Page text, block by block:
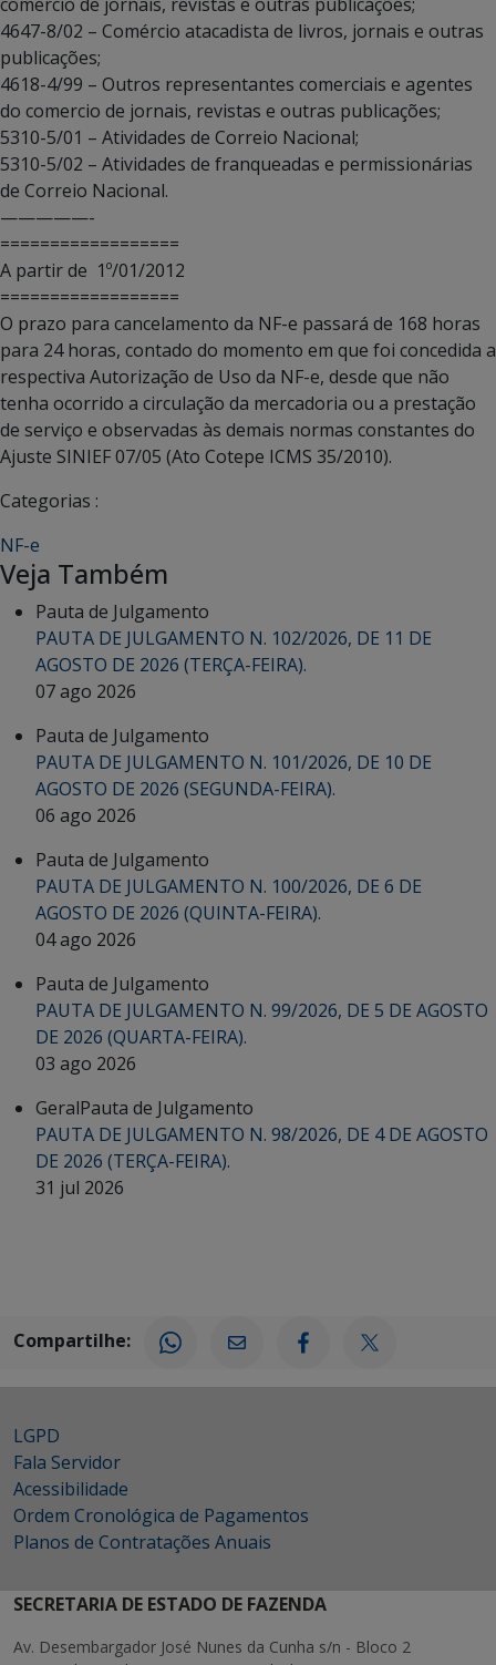
4647-8/02 – Comércio atacadista de livros, jornais e outras
publicações;
4618-4/99 – Outros representantes comerciais e agentes
do comercio de jornais, revistas e outras publicações;
5310-5/01 – Atividades de Correio Nacional;
5310-5/02 – Atividades de franqueadas e permissionárias
de Correio Nacional.
—————-
==================
A partir de 1º/01/2012
==================
O prazo para cancelamento da NF-e passará de 168 horas
para 24 horas, contado do momento em que foi concedida a
respectiva Autorização de Uso da NF-e, desde que não
tenha ocorrido a circulação da mercadoria ou a prestação
de serviço e observadas às demais normas constantes do
Ajuste SINIEF 07/05 (Ato Cotepe ICMS 35/2010).
Categorias :
NF-e
Veja Também
Pauta de Julgamento
PAUTA DE JULGAMENTO N. 102/2026, DE 11 DE
AGOSTO DE 2026 (TERÇA-FEIRA).
07 ago 2026
Pauta de Julgamento
PAUTA DE JULGAMENTO N. 101/2026, DE 10 DE
AGOSTO DE 2026 (SEGUNDA-FEIRA).
06 ago 2026
Pauta de Julgamento
PAUTA DE JULGAMENTO N. 100/2026, DE 6 DE
AGOSTO DE 2026 (QUINTA-FEIRA).
04 ago 2026
Pauta de Julgamento
PAUTA DE JULGAMENTO N. 99/2026, DE 5 DE AGOSTO
DE 2026 (QUARTA-FEIRA).
03 ago 2026
GeralPauta de Julgamento
PAUTA DE JULGAMENTO N. 98/2026, DE 4 DE AGOSTO
DE 2026 (TERÇA-FEIRA).
31 jul 2026
Compartilhe:
LGPD
Fala Servidor
Acessibilidade
Ordem Cronológica de Pagamentos
Planos de Contratações Anuais
SECRETARIA DE ESTADO DE FAZENDA
Av. Desembargador José Nunes da Cunha s/n - Bloco 2